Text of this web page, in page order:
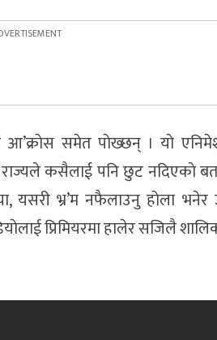
आ’क्राेस समेत पाेख्छन् । याे
कसैलाई पनि छुट नदिएकाे
यसरी भ्र’म नफैलाउनु हाेला
प्रिमियरमा हालेर सजिलै